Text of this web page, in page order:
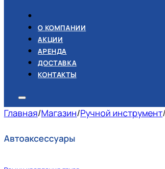
О КОМПАНИИ
АКЦИИ
АРЕНДА
ДОСТАВКА
КОНТАКТЫ
Главная/Магазин/Ручной инструмент/
Автоаксессуары